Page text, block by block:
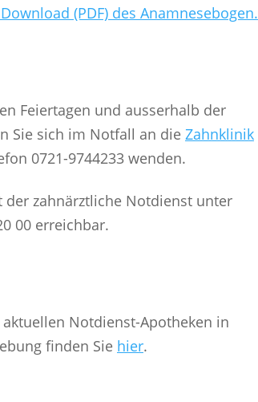
(PDF) des Anamnesebogen.
Feiertagen und ausserhalb der
Sie sich im Notfall an die Zahnklinik
0721-9744233 wenden.
der zahnärztliche Notdienst unter
00 erreichbar.
Notdienst-Apotheken in
finden Sie hier.